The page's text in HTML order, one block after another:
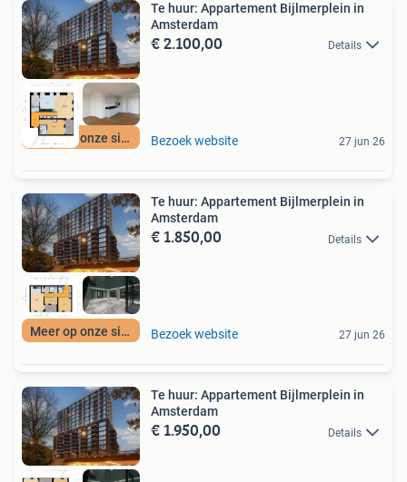
Meer op onze site
Te huur: Appartement Bijlmerplein in
Amsterdam
€ 2.100,00 Details
Bezoek website 27 jun 26
Meer op onze site
Te huur: Appartement Bijlmerplein in
Amsterdam
€ 1.850,00 Details
Bezoek website 27 jun 26
Te huur: Appartement Bijlmerplein in
Amsterdam
€ 1.950,00 Details